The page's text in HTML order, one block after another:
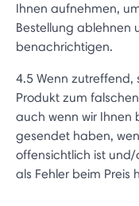
Ihnen aufnehmen,
Bestellung ablehnen
benachrichtigen.
4.5 Wenn zutreffend,
Produkt zum
auch wenn wir Ihnen
gesendet haben,
offensichtlich ist und/
als Fehler beim Preis